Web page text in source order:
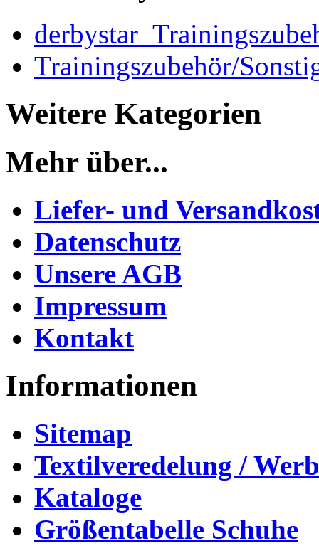
Trainingszubehör/
Weitere Kategorien
Mehr über...
Liefer- und
Datenschutz
Unsere AGB
Impressum
Kontakt
Informationen
Sitemap
Textilveredelung /
Kataloge
Größentabelle Schuhe